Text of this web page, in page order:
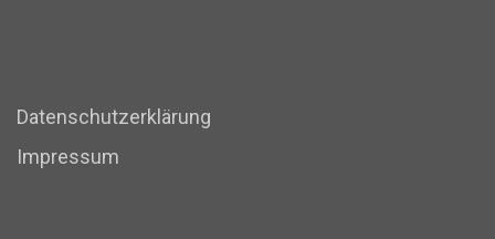
Datenschutzerklärung
Impressum